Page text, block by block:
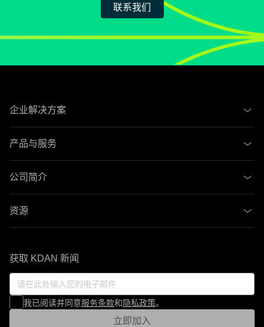
联系我们
企业解决方案
产品与服务
公司简介
资源
获取 KDAN 新闻
我已阅读并同意服务条款和隐私政策。
立即加入